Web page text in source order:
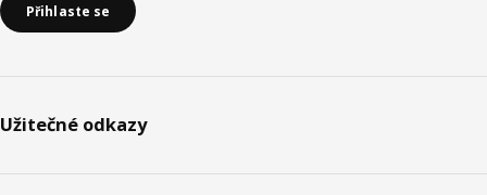
Přihlaste se
Užitečné odkazy